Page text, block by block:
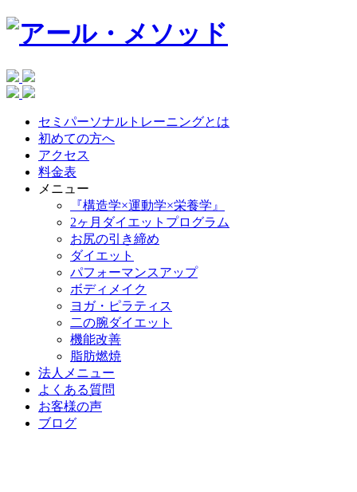
セミパーソナルトレーニングとは
初めての方へ
アクセス
料金表
メニュー
『構造学×運動学×栄養学』
2ヶ月ダイエットプログラム
お尻の引き締め
ダイエット
パフォーマンスアップ
ボディメイク
ヨガ・ピラティス
二の腕ダイエット
機能改善
脂肪燃焼
法人メニュー
よくある質問
お客様の声
ブログ